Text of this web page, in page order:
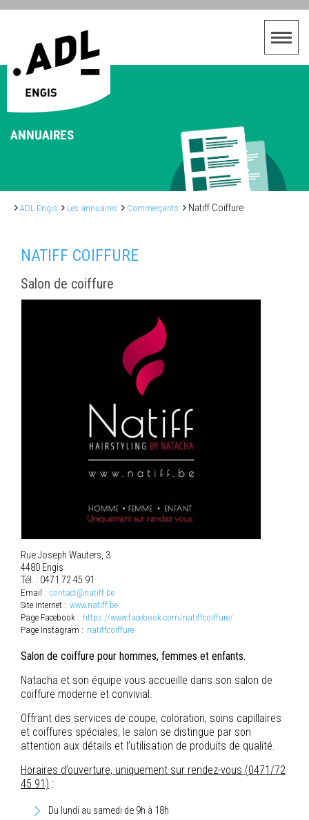
ANNUAIRES
ADL Engis Les annuaires Commerçants Natiff Coiffure
NATIFF COIFFURE
Salon de coiffure
Rue Joseph Wauters, 3
4480 Engis
Tél. : 0471 72 45 91
Email : contact@natiff.be
Site internet : www.natiff.be
Page Facebook : https://www.facebook.com/natiffcoiffure/
Page Instagram : natiffcoiffure
Salon de coiffure pour hommes, femmes et enfants.
Natacha et son équipe vous accueille dans son salon de
coiffure moderne et convivial.
Offrant des services de coupe, coloration, soins capillaires
et coiffures spéciales, le salon se distingue par son
attention aux détails et l’utilisation de produits de qualité.
Horaires d’ouverture, uniquement sur rendez-vous (0471/72
45 91) :
Du lundi au samedi de 9h à 18h